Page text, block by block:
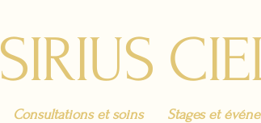
Consultations et soins Stages et
SIRIUS